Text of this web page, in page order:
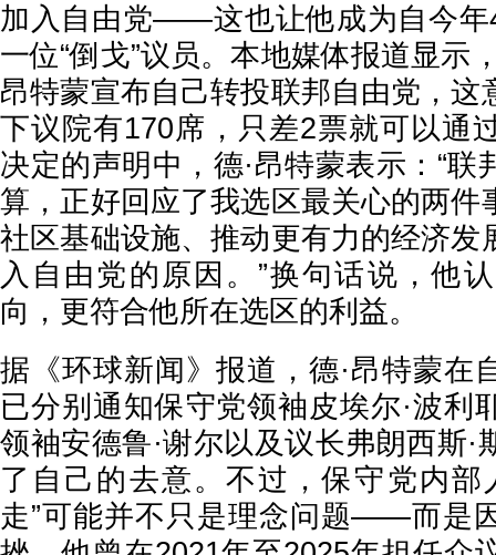
加入自由党——这也让他成为自今年
一位“倒戈”议员。本地媒体报道显示
昂特蒙宣布自己转投联邦自由党，这
下议院有170席，只差2票就可以通
决定的声明中，德·昂特蒙表示：“联
算，正好回应了我选区最关心的两
社区基础设施、推动更有力的经济发
入自由党的原因。”换句话说，他
向，更符合他所在选区的利益。
据《环球新闻》报道，德·昂特蒙在
已分别通知保守党领袖皮埃尔·波利
领袖安德鲁·谢尔以及议长弗朗西斯·
了自己的去意。不过，保守党内部
走”可能并不只是理念问题——而是